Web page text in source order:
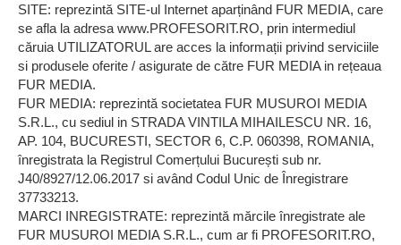
SITE: reprezintă SITE-ul Internet aparținând FUR MEDIA, care
se afla la adresa www.PROFESORIT.RO, prin intermediul
căruia UTILIZATORUL are acces la informații privind serviciile
si produsele oferite / asigurate de către FUR MEDIA in rețeaua
FUR MEDIA.
FUR MEDIA: reprezintă societatea FUR MUSUROI MEDIA
S.R.L., cu sediul in STRADA VINTILA MIHAILESCU NR. 16,
AP. 104, BUCURESTI, SECTOR 6, C.P. 060398, ROMANIA,
înregistrata la Registrul Comerțului București sub nr.
J40/8927/12.06.2017 si având Codul Unic de Înregistrare
37733213.
MARCI INREGISTRATE: reprezintă mărcile înregistrate ale
FUR MUSUROI MEDIA S.R.L., cum ar fi PROFESORIT.RO,